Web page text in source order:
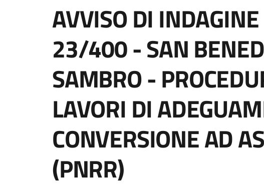
AVVISO DI
23/400 - SAN
SAMBRO -
LAVORI DI
CONVERSIONE AD
(PNRR)